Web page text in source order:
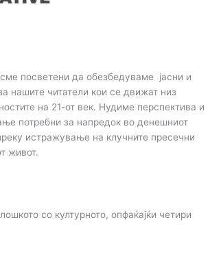
сме посветени да обезбедуваме јасни и
нашите читатели кои се движат низ
на 21-от век. Нудиме перспектива и
потребни за напредок во денешниот
истражување на клучните пресечни
живот.
со културното, опфаќајќи четири